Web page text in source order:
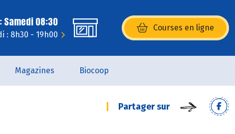
08:30
: 8h30 - 19h00
Courses en ligne
(s’ouvre dans une nouvelle
Magazines Biocoop
Partager sur